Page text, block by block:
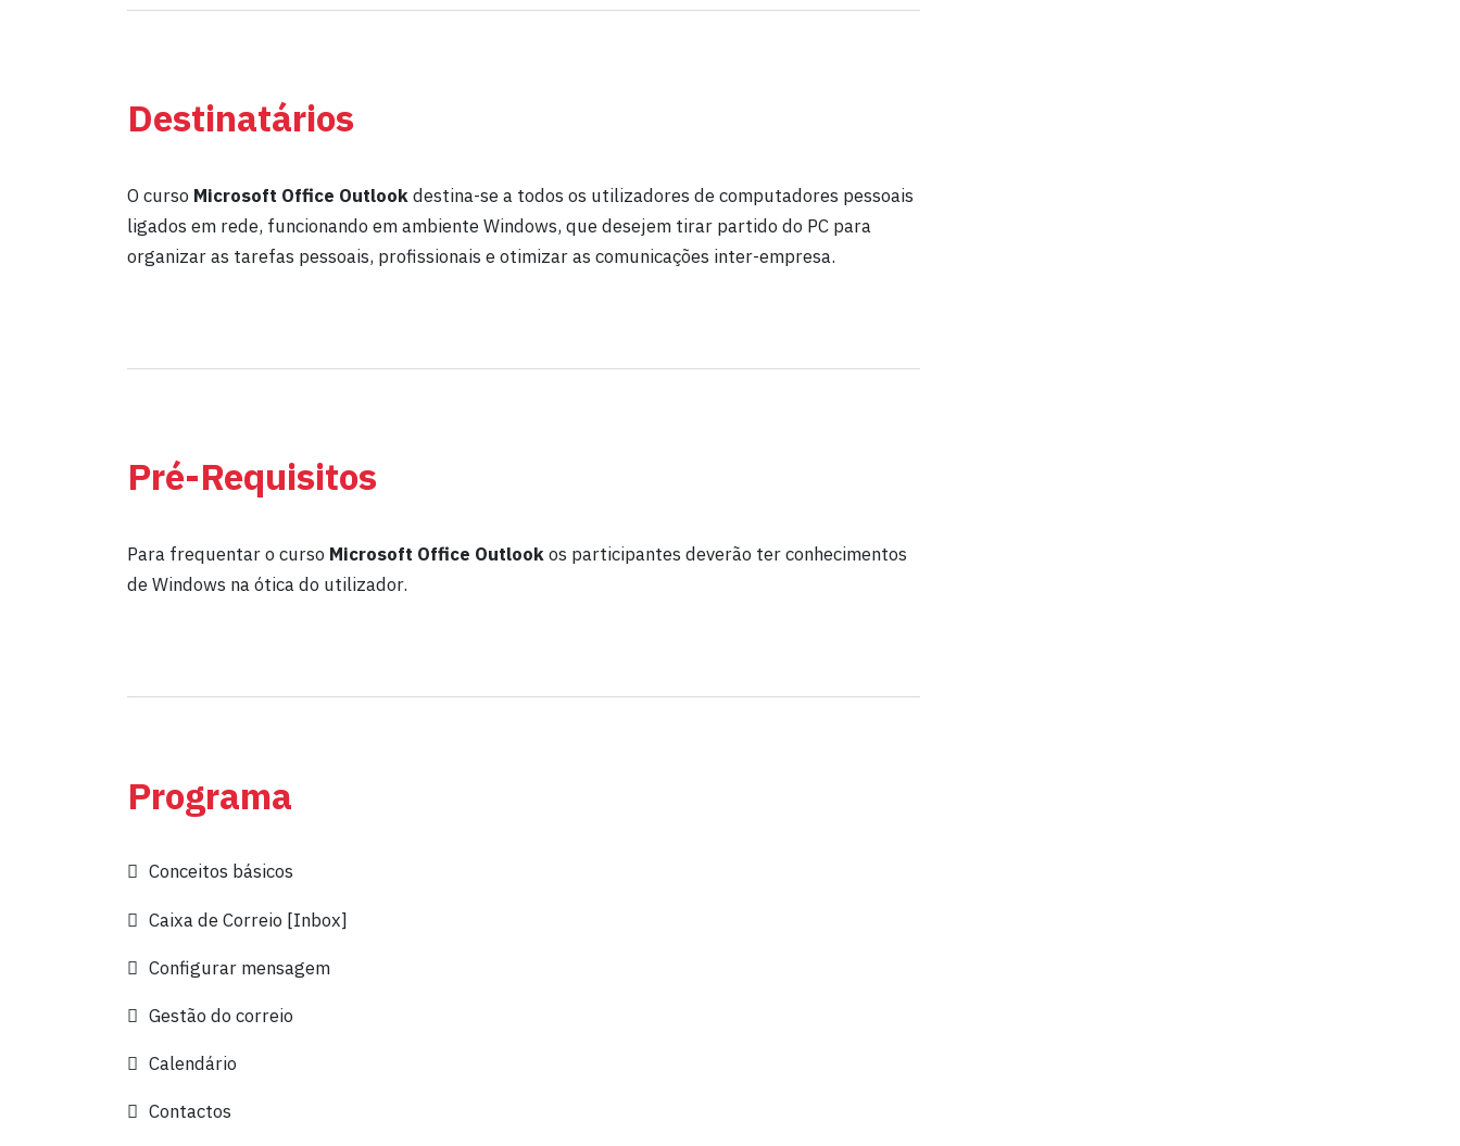
Destinatários
O curso Microsoft Office Outlookdestina-se a todos os utilizadores de computadores pessoais
ligados em rede, funcionando em ambiente Windows, que desejem tirar partido do PC para
organizar as tarefas pessoais, profissionais e otimizar as comunicações inter-empresa.
Pré-Requisitos
Para frequentar o curso Microsoft Office Outlookos participantes deverão ter conhecimentos
de Windows na ótica do utilizador.
Programa
Conceitos básicos
Caixa de Correio [Inbox]
Configurar mensagem
Gestão do correio
Calendário
Contactos